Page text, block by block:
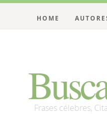
Frases célebres,
HOME